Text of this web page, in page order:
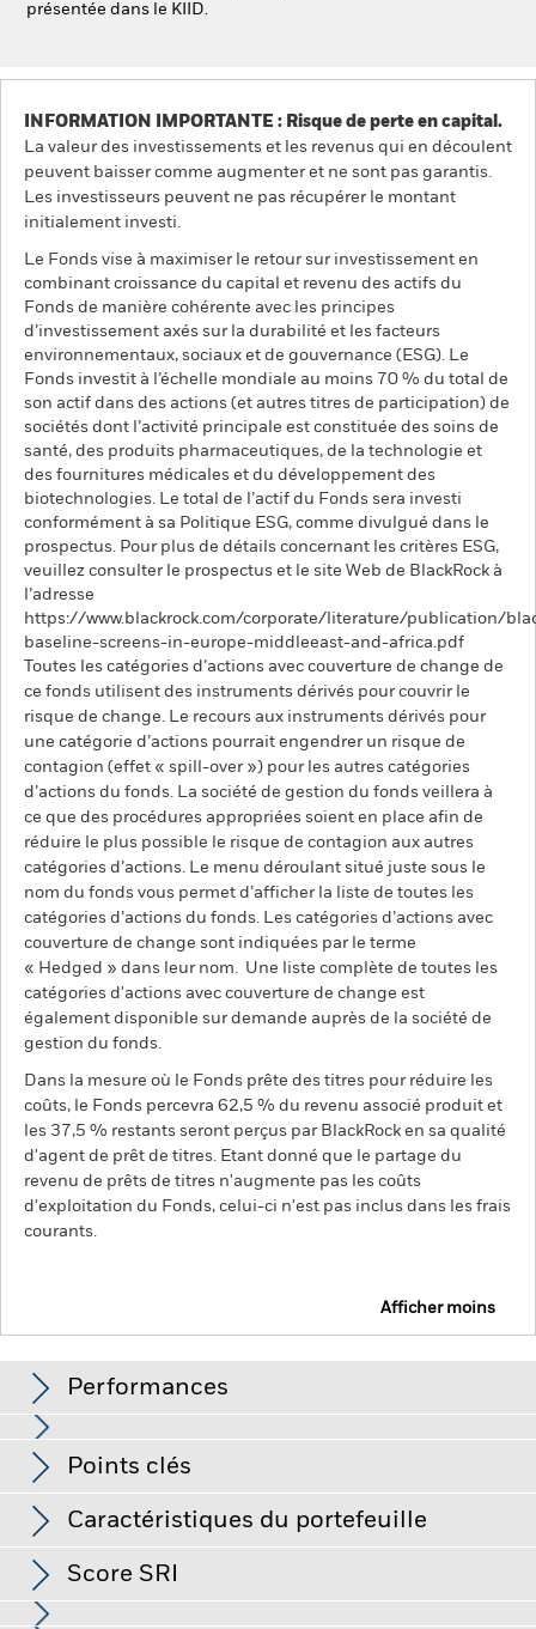
présentée dans le KIID.
INFORMATION IMPORTANTE : Risque de perte en capital.
La valeur des investissements et les revenus qui en découlent
peuvent baisser comme augmenter et ne sont pas garantis.
Les investisseurs peuvent ne pas récupérer le montant
initialement investi.
Le Fonds vise à maximiser le retour sur investissement en
combinant croissance du capital et revenu des actifs du
Fonds de manière cohérente avec les principes
d’investissement axés sur la durabilité et les facteurs
environnementaux, sociaux et de gouvernance (ESG). Le
Fonds investit à l’échelle mondiale au moins 70 % du total de
son actif dans des actions (et autres titres de participation) de
sociétés dont l’activité principale est constituée des soins de
santé, des produits pharmaceutiques, de la technologie et
des fournitures médicales et du développement des
biotechnologies. Le total de l’actif du Fonds sera investi
conformément à sa Politique ESG, comme divulgué dans le
prospectus. Pour plus de détails concernant les critères ESG,
veuillez consulter le prospectus et le site Web de BlackRock à
l’adresse
https://www.blackrock.com/corporate/literature/publication/
baseline-screens-in-europe-middleeast-and-africa.pdf
Toutes les catégories d’actions avec couverture de change de
ce fonds utilisent des instruments dérivés pour couvrir le
risque de change. Le recours aux instruments dérivés pour
une catégorie d’actions pourrait engendrer un risque de
contagion (effet « spill-over ») pour les autres catégories
d’actions du fonds. La société de gestion du fonds veillera à
ce que des procédures appropriées soient en place afin de
réduire le plus possible le risque de contagion aux autres
catégories d’actions. Le menu déroulant situé juste sous le
nom du fonds vous permet d’afficher la liste de toutes les
catégories d’actions du fonds. Les catégories d’actions avec
couverture de change sont indiquées par le terme
« Hedged » dans leur nom. Une liste complète de toutes les
catégories d'actions avec couverture de change est
également disponible sur demande auprès de la société de
gestion du fonds.
Dans la mesure où le Fonds prête des titres pour réduire les
coûts, le Fonds percevra 62,5 % du revenu associé produit et
les 37,5 % restants seront perçus par BlackRock en sa qualité
d'agent de prêt de titres. Etant donné que le partage du
revenu de prêts de titres n'augmente pas les coûts
d'exploitation du Fonds, celui-ci n'est pas inclus dans les frais
courants.
Afficher moins
Performances
Voir le graphique complet
Le risque d'investissement est concentré sur des secteurs,
pays, devises ou sociétés spécifiques. Cela signifie que le
Fonds est plus sensible aux événements locaux, que ces
derniers relèvent de l’économie, du marché, de la politique, du
développement durable ou du cadre réglementaire.La valeur
des actions ou titres liés à des actions peut être affectée par
les fluctuations quotidiennes des marchés boursiers. Les
autres facteurs ayant une influence sont l'actualité politique
et économique, les résultats des entreprises et les
Points clés
Actif net du fonds
Date de lancement du Fonds 06/avr./2001
Caractéristiques du portefeuille
Nombre de positions
au 30/juin/2026
Score SRI